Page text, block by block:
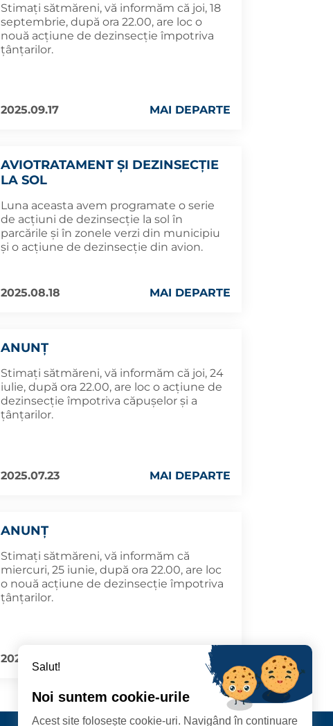
Stimați sătmăreni, vă informăm că joi, 18
septembrie, după ora 22.00, are loc o
nouă acțiune de dezinsecție împotriva
țânțarilor.
2025.09.17 MAI DEPARTE
AVIOTRATAMENT ȘI DEZINSECȚIE
LA SOL
Luna aceasta avem programate o serie
de acțiuni de dezinsecție la sol în
parcările și în zonele verzi din municipiu
și o acțiune de dezinsecție din avion.
2025.08.18 MAI DEPARTE
ANUNȚ
Stimați sătmăreni, vă informăm că joi, 24
iulie, după ora 22.00, are loc o acțiune de
dezinsecție împotriva căpușelor și a
țânțarilor.
2025.07.23 MAI DEPARTE
ANUNȚ
Stimați sătmăreni, vă informăm că
miercuri, 25 iunie, după ora 22.00, are loc
o nouă acțiune de dezinsecție împotriva
țânțarilor.
2025.06.23 MAI DEPARTE
Salut!
Noi suntem cookie-urile
Acest site folosește cookie-uri. Navigând în continuare